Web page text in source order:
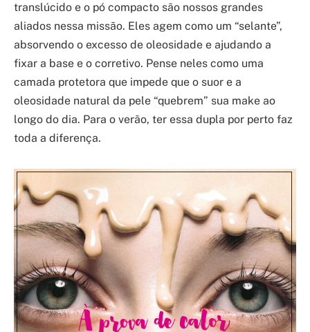
translúcido e o pó compacto são nossos grandes
aliados nessa missão. Eles agem como um “selante”,
absorvendo o excesso de oleosidade e ajudando a
fixar a base e o corretivo. Pense neles como uma
camada protetora que impede que o suor e a
oleosidade natural da pele “quebrem” sua make ao
longo do dia. Para o verão, ter essa dupla por perto faz
toda a diferença.